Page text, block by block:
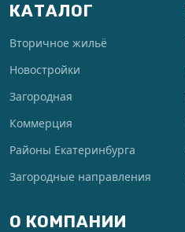
КАТАЛОГ
Вторичное жильё
Новостройки
Загородная
Коммерция
Районы Екатеринбурга
Загородные направления
О КОМПАНИИ